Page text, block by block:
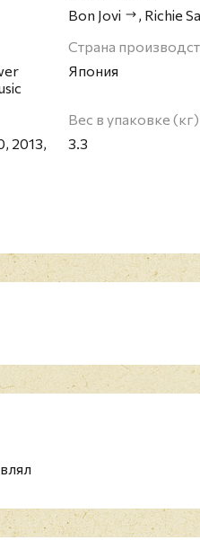
Bon Jovi
, Richie
Страна
Япония
2013,
Вес в упаковке (кг)
3.3
In This Town